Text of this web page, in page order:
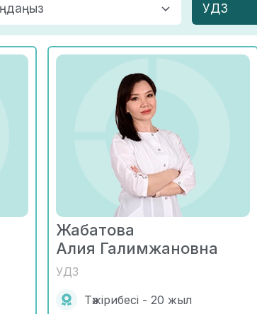
УДЗ
Жабатова
Алия Галимжановна
УДЗ
Тәжірибесі - 20 жыл